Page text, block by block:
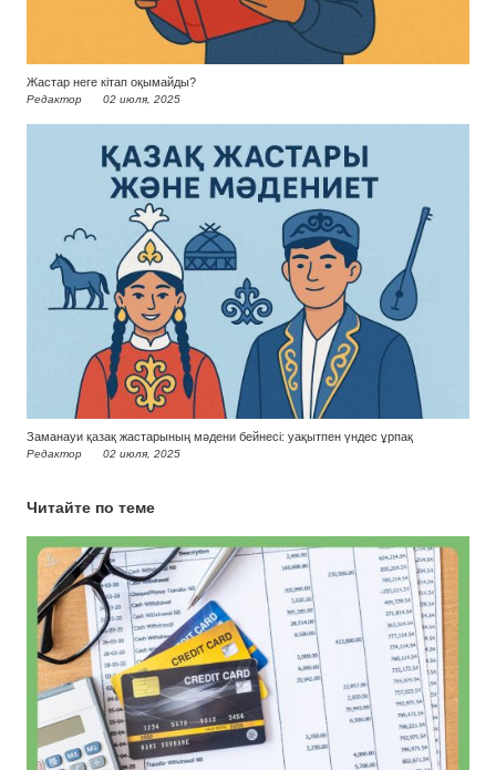
Жастар неге кітап оқымайды?
Редактор 02 июля, 2025
Заманауи қазақ жастарының мәдени бейнесі: уақытпен үндес ұрпақ
Редактор 02 июля, 2025
Читайте по теме